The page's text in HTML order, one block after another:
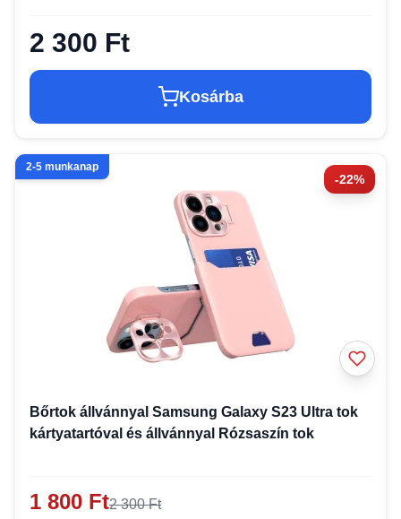
2 300 Ft
Kosárba
-22%
2-5 munkanap
Bőrtok állvánnyal Samsung Galaxy S23 Ultra tok
kártyatartóval és állvánnyal Rózsaszín tok
1 800 Ft2 300 Ft